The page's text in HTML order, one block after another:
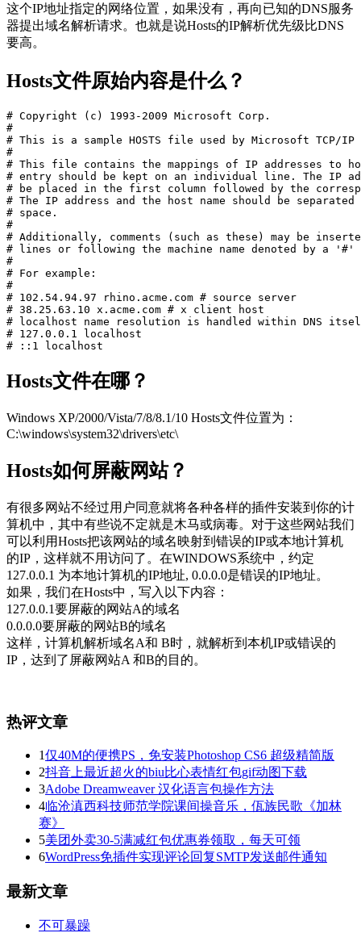
这个IP地址指定的网络位置，如果没有，再向已知的DNS服务
器提出域名解析请求。也就是说Hosts的IP解析优先级比DNS
要高。
Hosts文件原始内容是什么？
# Copyright (c) 1993-2009 Microsoft Corp.
#
# This is a sample HOSTS file used by Microsoft TCP/IP
#
# This file contains the mappings of IP addresses to
# entry should be kept on an individual line. The IP
# be placed in the first column followed by the
# The IP address and the host name should be
# space.
#
# Additionally, comments (such as these) may be
# lines or following the machine name denoted by a '#'
#
# For example:
#
# 102.54.94.97 rhino.acme.com # source server
# 38.25.63.10 x.acme.com # x client host
# localhost name resolution is handled within DNS
# 127.0.0.1 localhost
# ::1 localhost
Hosts文件在哪？
Windows XP/2000/Vista/7/8/8.1/10 Hosts文件位置为：
C:\windows\system32\drivers\etc\
Hosts如何屏蔽网站？
有很多网站不经过用户同意就将各种各样的插件安装到你的计
算机中，其中有些说不定就是木马或病毒。对于这些网站我们
可以利用Hosts把该网站的域名映射到错误的IP或本地计算机
的IP，这样就不用访问了。在WINDOWS系统中，约定
127.0.0.1 为本地计算机的IP地址, 0.0.0.0是错误的IP地址。
如果，我们在Hosts中，写入以下内容：
127.0.0.1要屏蔽的网站A的域名
0.0.0.0要屏蔽的网站B的域名
这样，计算机解析域名A和 B时，就解析到本机IP或错误的
IP，达到了屏蔽网站A 和B的目的。
热评文章
1仅40M的便携PS，免安装Photoshop CS6 超级精简版
2抖音上最近超火的biu比心表情红包gif动图下载
3Adobe Dreamweaver 汉化语言包操作方法
4临沧滇西科技师范学院课间操音乐，佤族民歌《加林
赛》
5美团外卖30-5满减红包优惠券领取，每天可领
6WordPress免插件实现评论回复SMTP发送邮件通知
最新文章
不可暴躁